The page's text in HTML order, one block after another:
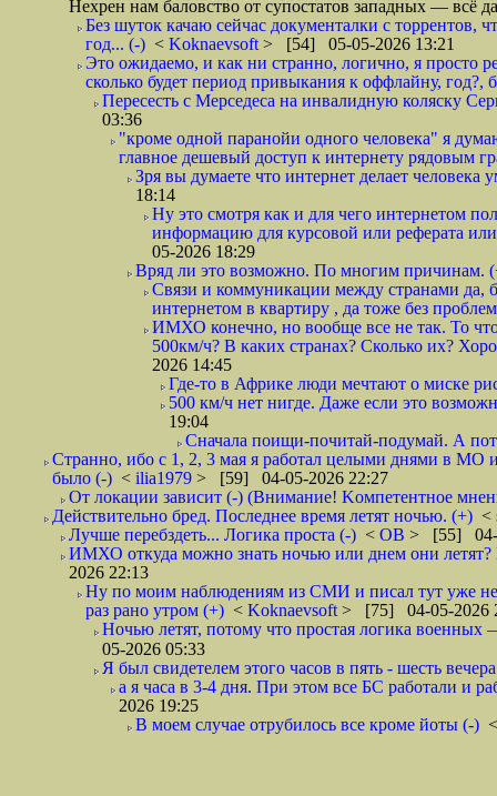
Нехрен нам баловство от супостатов западных — всё
Без шуток качаю сейчас документалки с торрентов,
год... (-) < Koknaevsoft > [54] 05-05-2026 13:21
Это ожидаемо, и как ни странно, логично, я просто
сколько будет период привыкания к оффлайну, год?,
Пересесть с Мерседеса на инвалидную коляску
03:36
"кроме одной паранойи одного человека" я
главное дешевый доступ к интернету рядовым
Зря вы думаете что интернет делает
18:14
Ну это смотря как и для чего интернетом
информацию для курсовой или реферата
05-2026 18:29
Вряд ли это возможно. По многим причинам.
Связи и коммуникации между странами да,
интернетом в квартиру , да тоже без
ИМХО конечно, но вообще все не так. То
500км/ч? В каких странах? Сколько их?
2026 14:45
Где-то в Африке люди мечтают о миске
500 км/ч нет нигде. Даже если это
19:04
Сначала поищи-почитай-подумай. А
Странно, ибо с 1, 2, 3 мая я работал целыми днями в МО
было (-) < ilia1979 > [59] 04-05-2026 22:27
От локации зависит (-) (Внимание! Kомпетентное
Действительно бред. Последнее время летят ночью. (+) <
Лучше перебздеть... Логика проста (-) < ОВ > [55] 04-
ИМХО откуда можно знать ночью или днем они летят?
2026 22:13
Ну по моим наблюдениям из СМИ и писал тут уже
раз рано утром (+) < Koknaevsoft > [75] 04-05-2026
Ночью летят, потому что простая логика
05-2026 05:33
Я был свидетелем этого часов в пять - шесть
а я часа в 3-4 дня. При этом все БС работали и
2026 19:25
В моем случае отрубилось все кроме йоты (-)